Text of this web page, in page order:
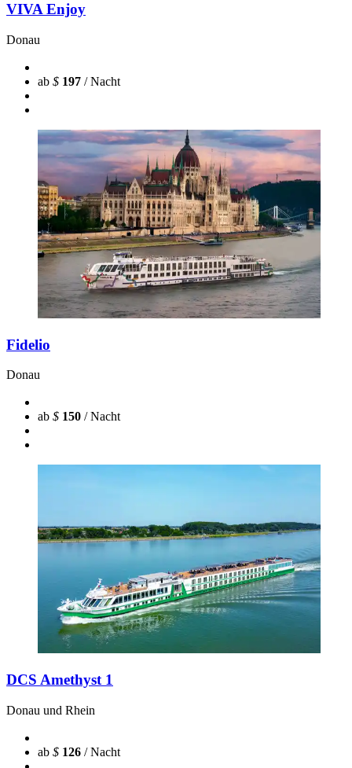
VIVA Enjoy
Donau
ab $ 197 / Nacht
Fidelio
Donau
ab $ 150 / Nacht
DCS Amethyst 1
Donau und Rhein
ab $ 126 / Nacht